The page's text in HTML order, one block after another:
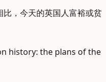
，今天的英国人富裕或贫
history: the plans of the